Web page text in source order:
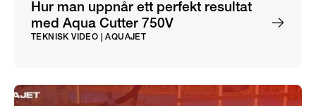
Hur man uppnår ett perfekt resultat
med Aqua Cutter 750V
TEKNISK VIDEO | AQUAJET